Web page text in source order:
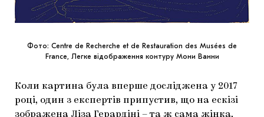
Фото: Centre de Recherche et de Restauration des Musées de
France, Легке відображення контуру Мони Ванни
Коли картина була вперше досліджена у 2017
році, один з експертів припустив, що на ескізі
зображена Ліза Герардіні – та ж сама жінка,